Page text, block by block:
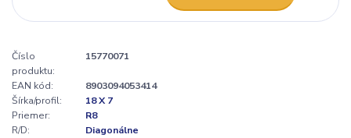
Číslo
produktu:
15770071
EAN kód:
8903094053414
Šírka/profil:
18 X 7
Priemer:
R8
R/D:
Diagonálne